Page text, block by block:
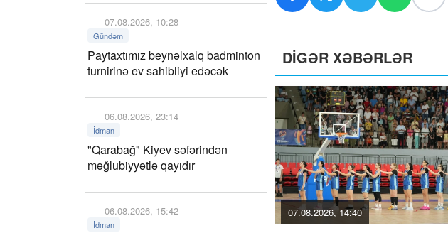
07.08.2026, 10:28
Gündəm
Paytaxtımız beynəlxalq badminton
turnirinə ev sahibliyi edəcək
06.08.2026, 23:14
İdman
"Qarabağ" Kiyev səfərindən
məğlubiyyətlə qayıdır
06.08.2026, 15:42
İdman
DİGƏR XƏBƏRLƏR
07.08.2026, 14:40